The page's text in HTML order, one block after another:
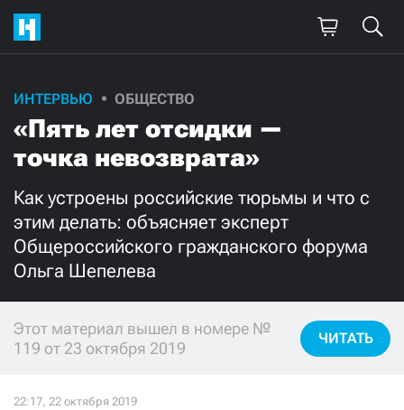
ИНТЕРВЬЮ ОБЩЕСТВО
«Пять лет отсидки —
точка невозврата»
Как устроены российские тюрьмы и что с
этим делать: объясняет эксперт
Общероссийского гражданского форума
Ольга Шепелева
Этот материал вышел в номере №
119 от 23 октября 2019
ЧИТАТЬ
Поддержите
нашу работу!
Ежемесячно
3000 1000
500